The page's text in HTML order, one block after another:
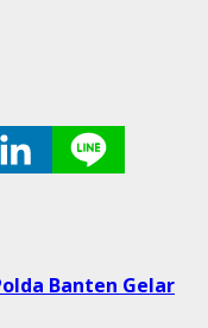
Banten Gelar